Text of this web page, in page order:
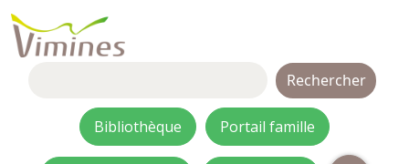
Bibliothèque Portail famille